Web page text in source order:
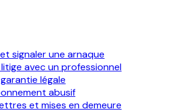
signaler une arnaque
avec un professionnel
légale
abusif
et mises en demeure